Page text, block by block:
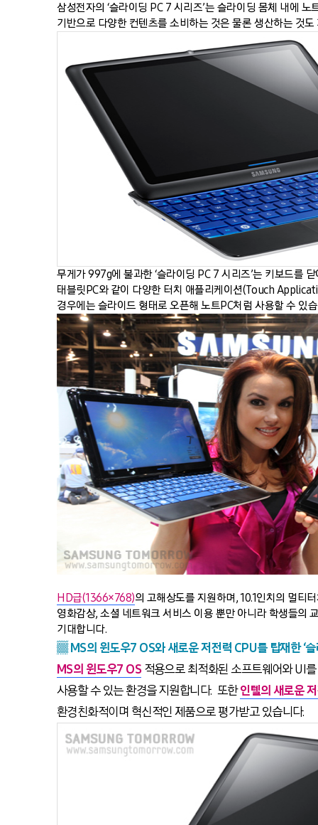
삼성전자의 ‘슬라이딩 PC 7 시리즈’는 슬라이딩 몸체 내에
기반으로 다양한 컨텐츠를 소비하는 것은 물론 생산하는 것
무게가 997g에 불과한 ‘슬라이딩 PC 7 시리즈’는 키보드를
태블릿PC와 같이 다양한 터치 애플리케이션(Touch
경우에는 슬라이드 형태로 오픈해 노트PC처럼 사용할 수 있
HD급(1366×768)의 고해상도를 지원하며, 10.1인치의 멀티
영화감상, 소셜 네트워크 서비스 이용 뿐만 아니라 학생들의
기대합니다.
▒ MS의 윈도우7 OS와 새로운 저전력 CPU를 탑재한 ‘슬
MS의 윈도우7 OS 적용으로 최적화된 소프트웨어와 UI
사용할 수 있는 환경을 지원합니다. 또한인텔의 새로운
환경친화적이며 혁신적인 제품으로 평가받고 있습니다.